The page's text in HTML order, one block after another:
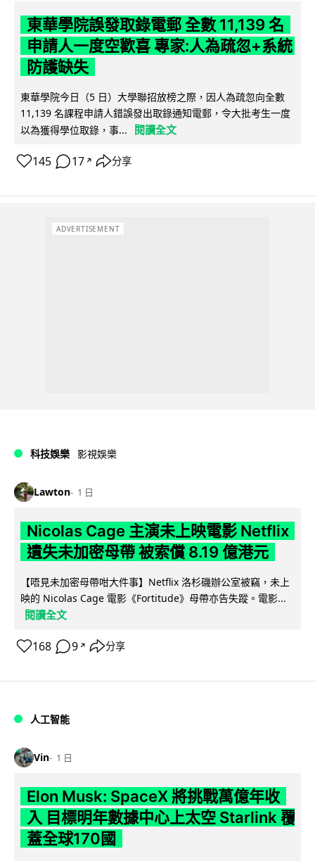
東華學院誤發取錄電郵 全數 11,139 名
申請人一度空歡喜 專家:人為疏忽+系統
防護缺失
東華學院今日（5 日）大學聯招放榜之際，因人為疏忽向全數
11,139 名課程申請人錯誤發出取錄通知電郵，令大批考生一度
以為獲得學位取錄，事...
閱讀全文
145 17 ↗ 分享
ADVERTISEMENT
科技娛樂 影視娛樂
Lawton 1 日
Nicolas Cage 主演未上映電影 Netflix
遺失未加密母帶 被索償 8.19 億港元
【唔見未加密母帶咁大件事】Netflix 洛杉磯辦公室被竊，未上
映的 Nicolas Cage 電影《Fortitude》母帶亦告失蹤。電影...
閱讀全文
168 9 ↗ 分享
人工智能
Vin 1 日
Elon Musk: SpaceX 將挑戰萬億年收
入 目標明年數據中心上太空 Starlink 覆
蓋全球170國